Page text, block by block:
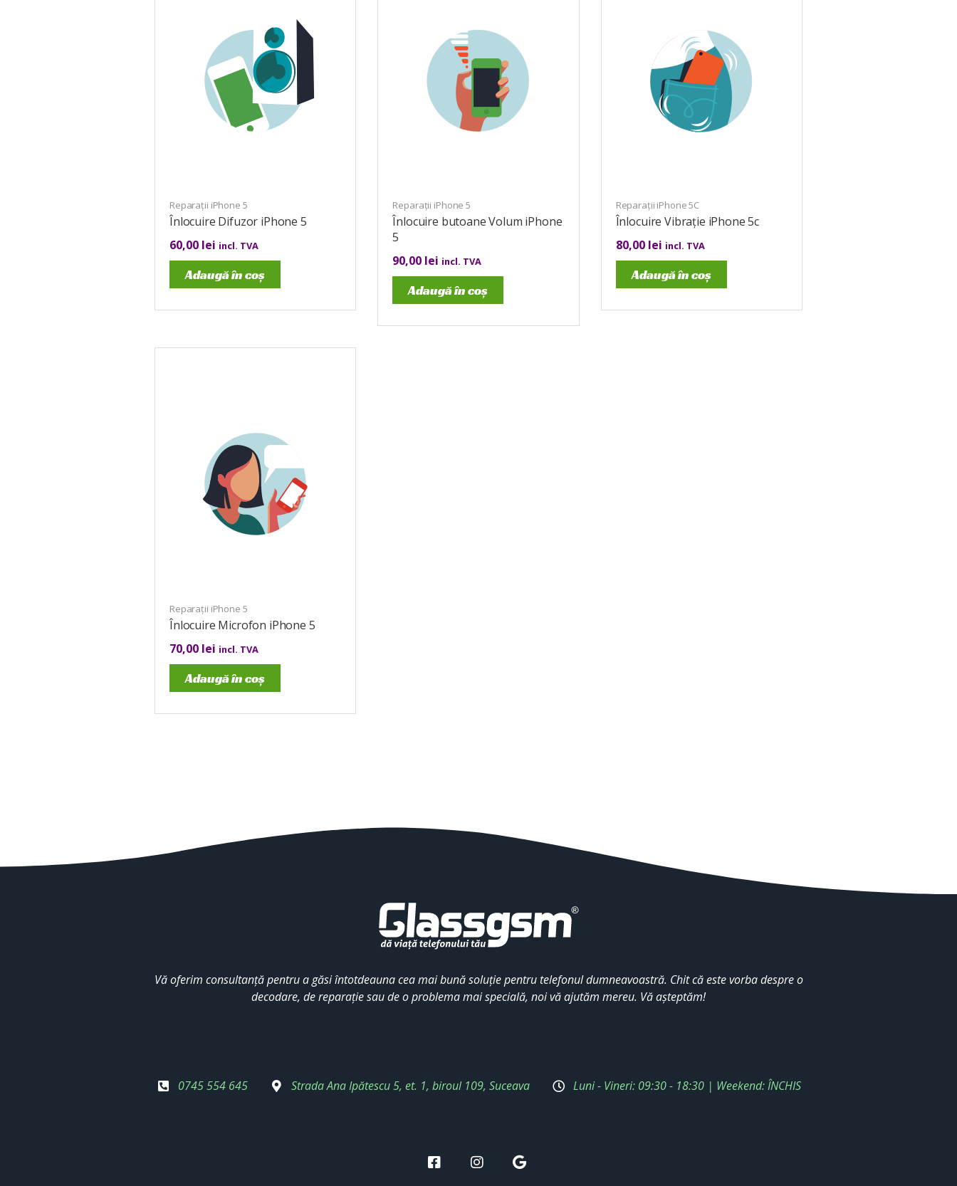
Reparații iPhone 5
Înlocuire Difuzor iPhone 5
60,00 lei incl. TVA
Adaugă în coș
Reparații iPhone 5
Înlocuire butoane Volum iPhone
5
90,00 lei incl. TVA
Adaugă în coș
Reparații iPhone 5C
Înlocuire Vibrație iPhone 5c
80,00 lei incl. TVA
Adaugă în coș
Reparații iPhone 5
Înlocuire Microfon iPhone 5
70,00 lei incl. TVA
Adaugă în coș
Vă oferim consultanță pentru a găsi întotdeauna cea mai bună soluție pentru telefonul dumneavoastră. Chit că este vorba despre o
decodare, de reparație sau de o problema mai specială, noi vă ajutăm mereu. Vă așteptăm!
0745 554 645 Strada Ana Ipătescu 5, et. 1, biroul 109, Suceava Luni - Vineri: 09:30 - 18:30 | Weekend: ÎNCHIS